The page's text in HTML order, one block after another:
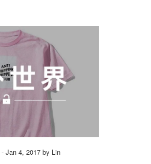
- Jan 4, 2017 by Lin